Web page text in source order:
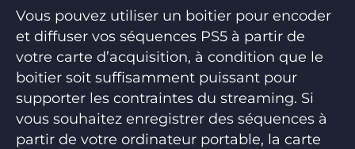
Vous pouvez utiliser un boitier pour encoder
et diffuser vos séquences PS5 à partir de
votre carte d’acquisition, à condition que le
boitier soit suffisamment puissant pour
supporter les contraintes du streaming. Si
vous souhaitez enregistrer des séquences à
partir de votre ordinateur portable, la carte